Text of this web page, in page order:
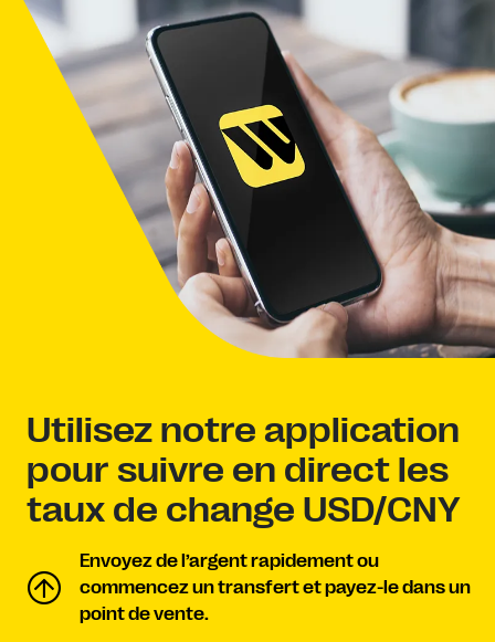
Utilisez notre application
pour suivre en direct les
taux de change USD/CNY
Envoyez de l’argent rapidement ou
commencez un transfert et payez-le dans un
point de vente.